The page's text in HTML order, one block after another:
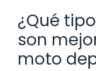
¿Qué
son
moto